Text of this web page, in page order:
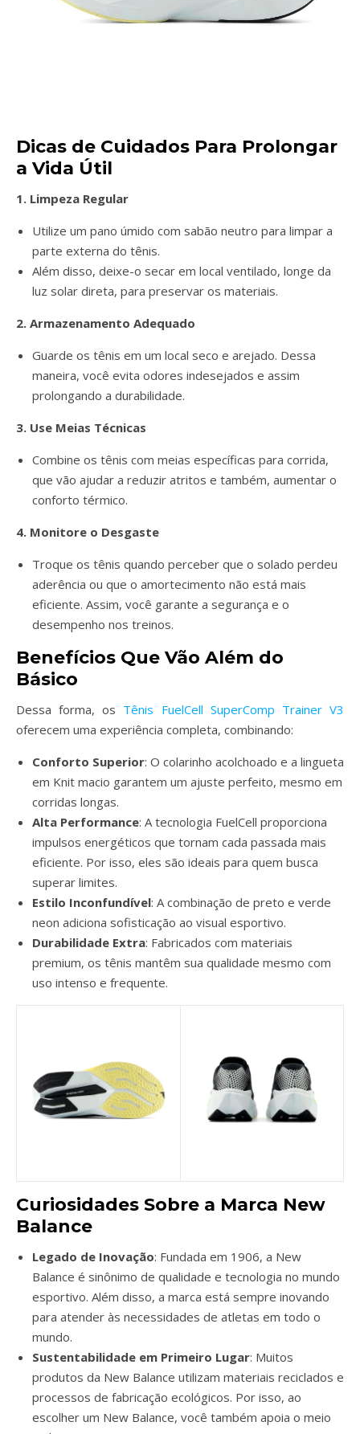
Dicas de Cuidados Para Prolongar
a Vida Útil
1. Limpeza Regular
Utilize um pano úmido com sabão neutro para limpar a
parte externa do tênis.
Além disso, deixe-o secar em local ventilado, longe da
luz solar direta, para preservar os materiais.
2. Armazenamento Adequado
Guarde os tênis em um local seco e arejado. Dessa
maneira, você evita odores indesejados e assim
prolongando a durabilidade.
3. Use Meias Técnicas
Combine os tênis com meias específicas para corrida,
que vão ajudar a reduzir atritos e também, aumentar o
conforto térmico.
4. Monitore o Desgaste
Troque os tênis quando perceber que o solado perdeu
aderência ou que o amortecimento não está mais
eficiente. Assim, você garante a segurança e o
desempenho nos treinos.
Benefícios Que Vão Além do
Básico
Dessa forma, os Tênis FuelCell SuperComp Trainer V3
oferecem uma experiência completa, combinando:
Conforto Superior: O colarinho acolchoado e a lingueta
em Knit macio garantem um ajuste perfeito, mesmo em
corridas longas.
Alta Performance: A tecnologia FuelCell proporciona
impulsos energéticos que tornam cada passada mais
eficiente. Por isso, eles são ideais para quem busca
superar limites.
Estilo Inconfundível: A combinação de preto e verde
neon adiciona sofisticação ao visual esportivo.
Durabilidade Extra: Fabricados com materiais
premium, os tênis mantêm sua qualidade mesmo com
uso intenso e frequente.
Curiosidades Sobre a Marca New
Balance
Legado de Inovação: Fundada em 1906, a New
Balance é sinônimo de qualidade e tecnologia no mundo
esportivo. Além disso, a marca está sempre inovando
para atender às necessidades de atletas em todo o
mundo.
Sustentabilidade em Primeiro Lugar: Muitos
produtos da New Balance utilizam materiais reciclados e
processos de fabricação ecológicos. Por isso, ao
escolher um New Balance, você também apoia o meio